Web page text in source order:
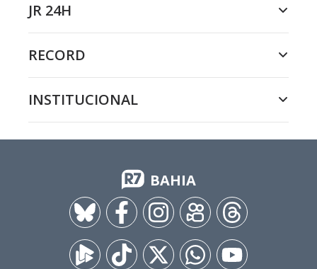
JR 24H
RECORD
INSTITUCIONAL
BAHIA